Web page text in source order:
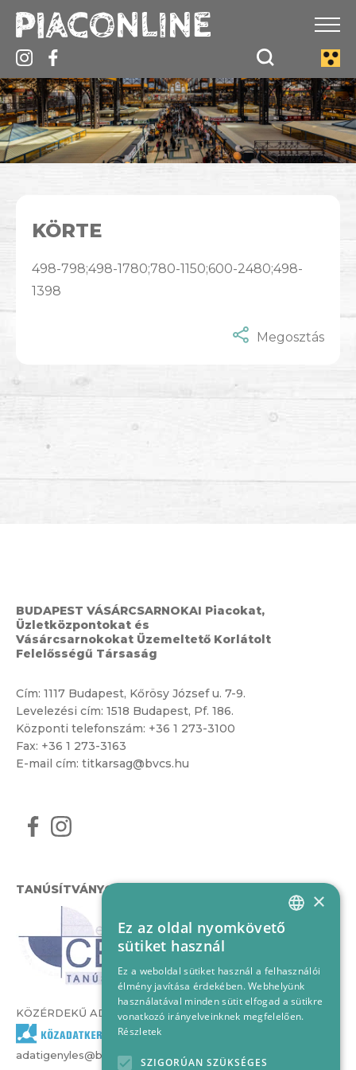
KÖRTE
498-798;498-1780;780-1150;600-2480;498-
1398
Megosztás
BUDAPEST VÁSÁRCSARNOKAI Piacokat,
Üzletközpontokat és
Vásárcsarnokokat Üzemeltető Korlátolt
Felelősségű Társaság
Cím: 1117 Budapest, Kőrösy József u. 7-9.
Levelezési cím: 1518 Budapest, Pf. 186.
Központi telefonszám: +36 1 273-3100
Fax: +36 1 273-3163
E-mail cím: titkarsag@bvcs.hu
TANÚSÍTVÁNYOK
KÖZÉRDEKŰ ADATOK
adatigenyles@bvcs.hu
HUNGARIAN
×
Ez az oldal nyomkövető
sütiket használ
Ez a weboldal sütiket használ a felhasználói
élmény javítása érdekében. Webhelyünk
használatával minden sütit elfogad a sütikre
vonatkozó irányelveinknek megfelelően.
Részletek
SZIGORÚAN SZÜKSÉGES